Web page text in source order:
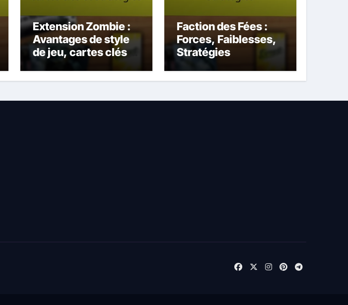
Extension Zombie :
Avantages de style
de jeu, cartes clés et
Faction des Fées :
Forces, Faiblesses,
Stratégies